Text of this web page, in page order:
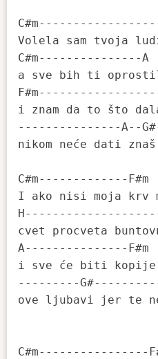
Volela sam tvoja
C#m---------------A
a sve bih ti
F#m-------------------
i znam da to što
---------------A--
nikom neće dati
C#m-------------F#m
I ako nisi moja krv
cvet procveta
A---------------F#m
i sve će biti kopije
---------
ove ljubavi jer te
C#m----------------